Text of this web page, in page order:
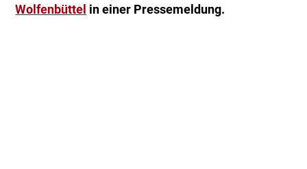
Wolfenbüttel in einer Pressemeldung.